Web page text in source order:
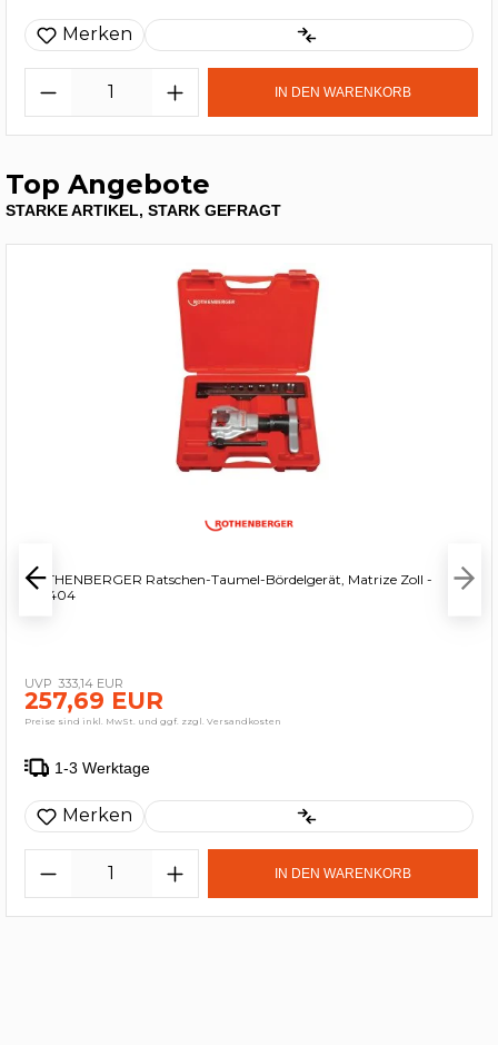
Merken
IN DEN WARENKORB
Top Angebote
STARKE ARTIKEL, STARK GEFRAGT
ROTHENBERGER Ratschen-Taumel-Bördelgerät, Matrize Zoll -
222404
333,14 EUR
257,69 EUR
Preise sind inkl. MwSt. und ggf. zzgl. Versandkosten
1-3 Werktage
Merken
IN DEN WARENKORB